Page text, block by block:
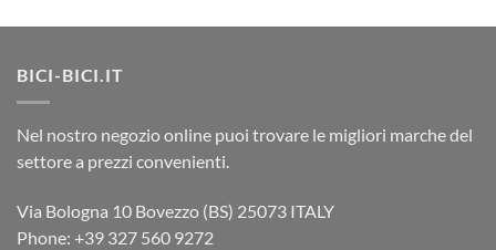
BICI-BICI.IT
Nel nostro negozio online puoi trovare le migliori marche del
settore a prezzi convenienti.
Via Bologna 10 Bovezzo (BS) 25073 ITALY
Phone: ‎+39 327 560 9272